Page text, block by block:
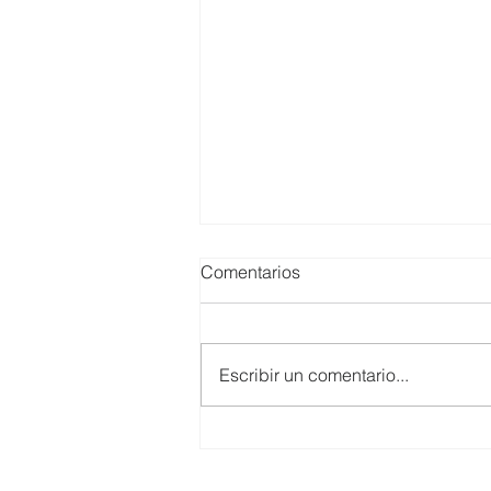
Comentarios
Escribir un comentario...